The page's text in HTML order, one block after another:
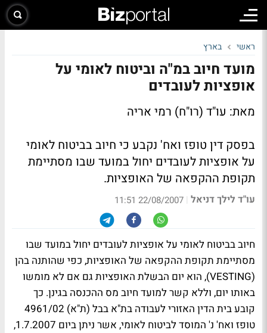
ראשי בארץ
מועד חיוב במ"ה וביטוח לאומי על
אופציות לעובדים
מאת: עו"ד (רו"ח) רמי אריה
בפסק דין טופז ואח' נקבע כי חיוב בביטוח לאומי
על אופציות לעובדים יחול במועד שבו מסתיימת
תקופת ההקפאה של האופציות.
עו"ד לילך דניאל |
22/08/2007 11:51
חיוב בביטוח לאומי על אופציות לעובדים יחול במועד שבו
מסתיימת תקופת ההקפאה של האופציות, כפי שהותנה בהן
(VESTING), הוא יום הבשלת האופציות גם אם לא מומשו
באותו יום, וללא קשר למועד חיוב מס ההכנסה בגינן. כך
קובע בית הדין האזורי לעבודה בת"א בבל (ת"א) 4961/02
טופז ואח' נ' המוסד לביטוח לאומי, אשר ניתן ביום 1.7.2007,